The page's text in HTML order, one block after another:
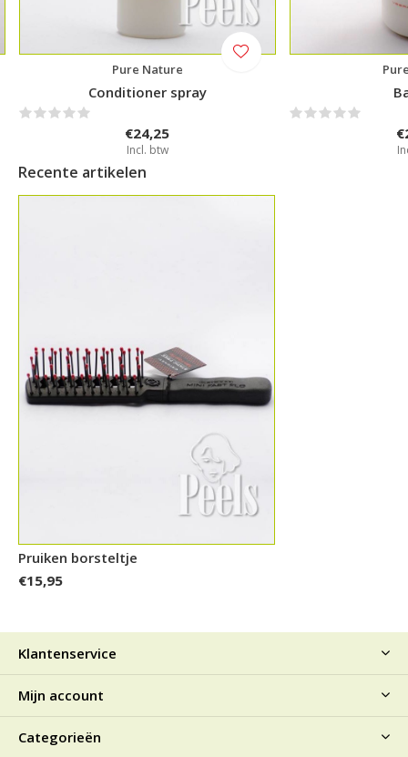
Pure Nature
Conditioner spray
€24,25
Incl. btw
Recente artikelen
Pruiken borsteltje
€15,95
Klantenservice
Mijn account
Categorieën